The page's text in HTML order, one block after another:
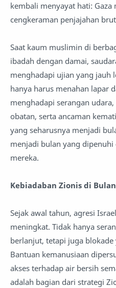
kembali menyayat hati: Gaza
cengkeraman penjajahan
Saat kaum muslimin di
ibadah dengan damai,
menghadapi ujian yang jauh
hanya harus menahan lapar
menghadapi serangan
obatan, serta ancaman
yang seharusnya menjadi
menjadi bulan yang
mereka.
Kebiadaban Zionis di
Sejak awal tahun, agresi
meningkat. Tidak hanya
berlanjut, tetapi juga
Bantuan kemanusiaan
akses terhadap air bersih
adalah bagian dari strategi